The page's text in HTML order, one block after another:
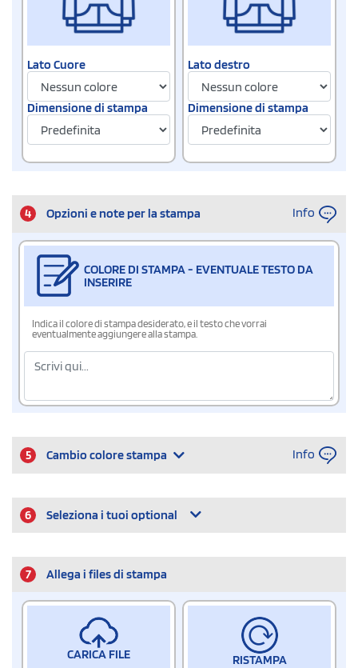
Lato Cuore
Dimensione di stampa
Lato destro
Dimensione di stampa
4 Opzioni e note per la stampa Info
COLORE DI STAMPA - EVENTUALE TESTO DA
INSERIRE
Indica il colore di stampa desiderato, e il testo che vorrai
eventualmente aggiungere alla stampa.
5 Cambio colore stampa Info
6 Seleziona i tuoi optional
7 Allega i files di stampa
CARICA FILE RISTAMPA